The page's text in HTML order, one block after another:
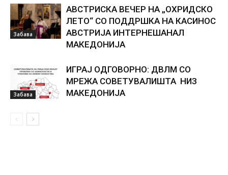
Забава
АВСТРИСКА ВЕЧЕР НА „ОХРИДСКО
ЛЕТО“ СО ПОДДРШКА НА КАСИНОС
АВСТРИЈА ИНТЕРНЕШАНАЛ
МАКЕДОНИЈА
Забава
ИГРАЈ ОДГОВОРНО: ДВЛМ СО
МРЕЖА СОВЕТУВАЛИШТА НИЗ
МАКЕДОНИЈА